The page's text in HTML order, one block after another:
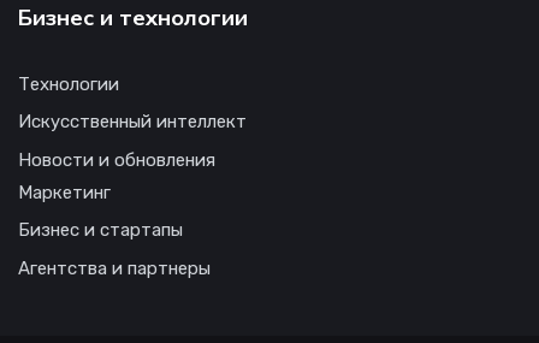
Бизнес и технологии
Технологии
Искусственный интеллект
Новости и обновления
Маркетинг
Бизнес и стартапы
Агентства и партнеры